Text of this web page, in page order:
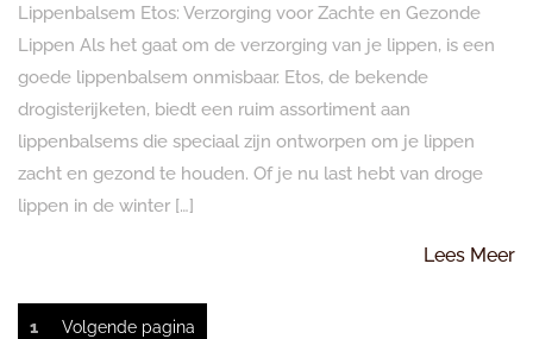
Lippenbalsem Etos: Verzorging voor Zachte en Gezonde
Lippen Als het gaat om de verzorging van je lippen, is een
goede lippenbalsem onmisbaar. Etos, de bekende
drogisterijketen, biedt een ruim assortiment aan
lippenbalsems die speciaal zijn ontworpen om je lippen
zacht en gezond te houden. Of je nu last hebt van droge
lippen in de winter […]
Lees Meer
Berichten
Pagina
1 Volgende pagina